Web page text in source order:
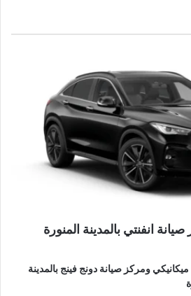
انفنتي بالمدينة المنورة
ومركز صيانة دونج فينج بالمدينة